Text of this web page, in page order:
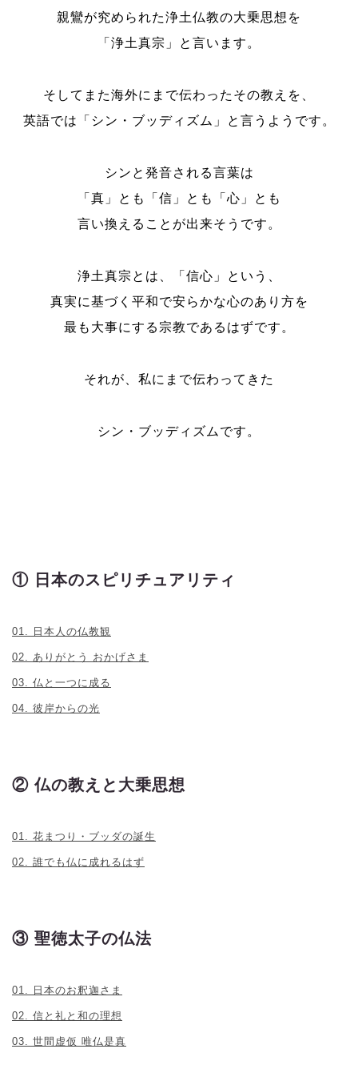
親鸞が究められた浄土仏教の大乗思想を
「浄土真宗」と言います。
そしてまた海外にまで伝わったその教えを、
英語では「シン・ブッディズム」と言うようです。
シンと発音される言葉は
「真」とも「信」とも「心」とも
言い換えることが出来そうです。
浄土真宗とは、「信心」という、
真実に基づく平和で安らかな心のあり方を
最も大事にする宗教であるはずです。
それが、私にまで伝わってきた
シン・ブッディズムです。
① 日本のスピリチュアリティ
01. 日本人の仏教観
02. ありがとう おかげさま
03. 仏と一つに成る
04. 彼岸からの光
② 仏の教えと大乗思想
01. 花まつり・ブッダの誕生
02. 誰でも仏に成れるはず
③ 聖徳太子の仏法
01. 日本のお釈迦さま
02. 信と礼と和の理想
03. 世間虚仮 唯仏是真